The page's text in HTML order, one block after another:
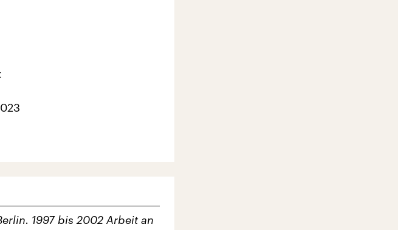
1997 bis 2002 Arbeit an